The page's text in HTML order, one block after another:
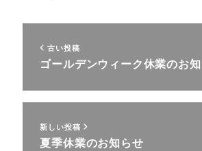
古い投稿
ゴールデンウィーク休業のお
新しい投稿
夏季休業のお知らせ